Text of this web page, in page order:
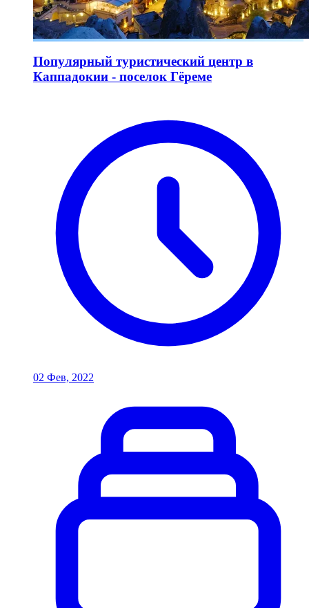
Популярный туристический центр в
Каппадокии - поселок Гёреме
02 Фев, 2022